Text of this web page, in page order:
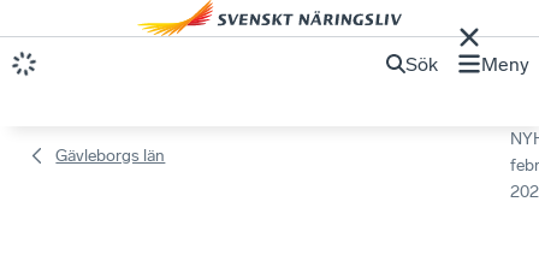
Sök Meny
Gävleborgs län